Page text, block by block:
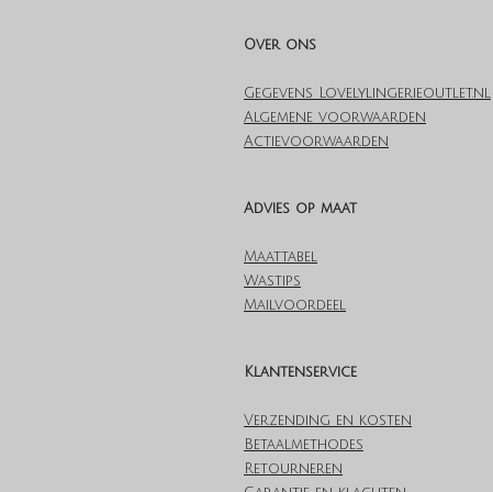
Over ons
Gegevens Lovelylingerieoutlet.nl
Algemene voorwaarden
Actievoorwaarden
Advies op maat
Maattabel
Wastips
Mailvoordeel
Klantenservice
Verzending en kosten
Betaalmethodes
Retourneren